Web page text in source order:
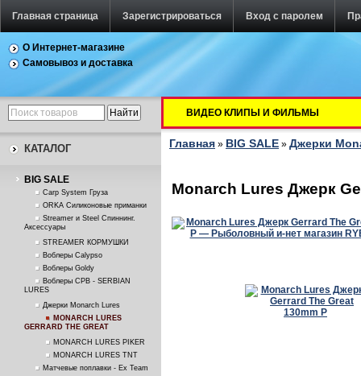
Главная страница Зарегистрироваться Вход с паролем
О Интернет-магазине
Самовывоз и доставка
КАТАЛОГ
BIG SALE
Carp System Груза
ORKA Силиконовые приманки
Streamer и Steel Спиннинг.
Аксессуары
STREAMER КОРМУШКИ
Воблеры Calypso
Воблеры Goldy
Воблеры СРВ - SERBIAN
LURES
Джерки Monarch Lures
MONARCH LURES
GERRARD THE GREAT
MONARCH LURES PIKER
MONARCH LURES TNT
Матчевые поплавки - Ex Team
ВИДЕО КЛИПЫ И ФИЛЬМЫ
Главная » BIG SALE » Джерки
Monarch Lures Джерк